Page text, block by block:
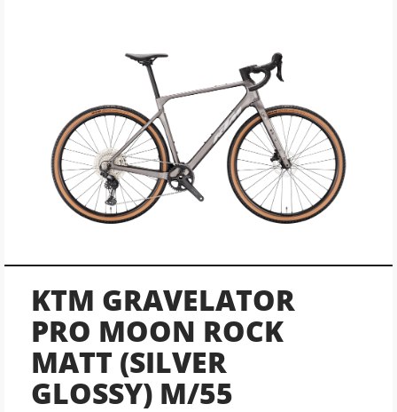
KTM GRAVELATOR
PRO MOON ROCK
MATT (SILVER
GLOSSY) M/55